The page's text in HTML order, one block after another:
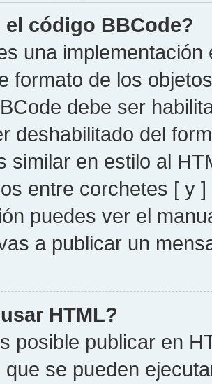
el código BBCode?
una
formato de los
debe ser
deshabilitado del
similar en estilo al
entre corchetes [ y
puedes ver el
a publicar un
HTML?
posible publicar en
que se pueden